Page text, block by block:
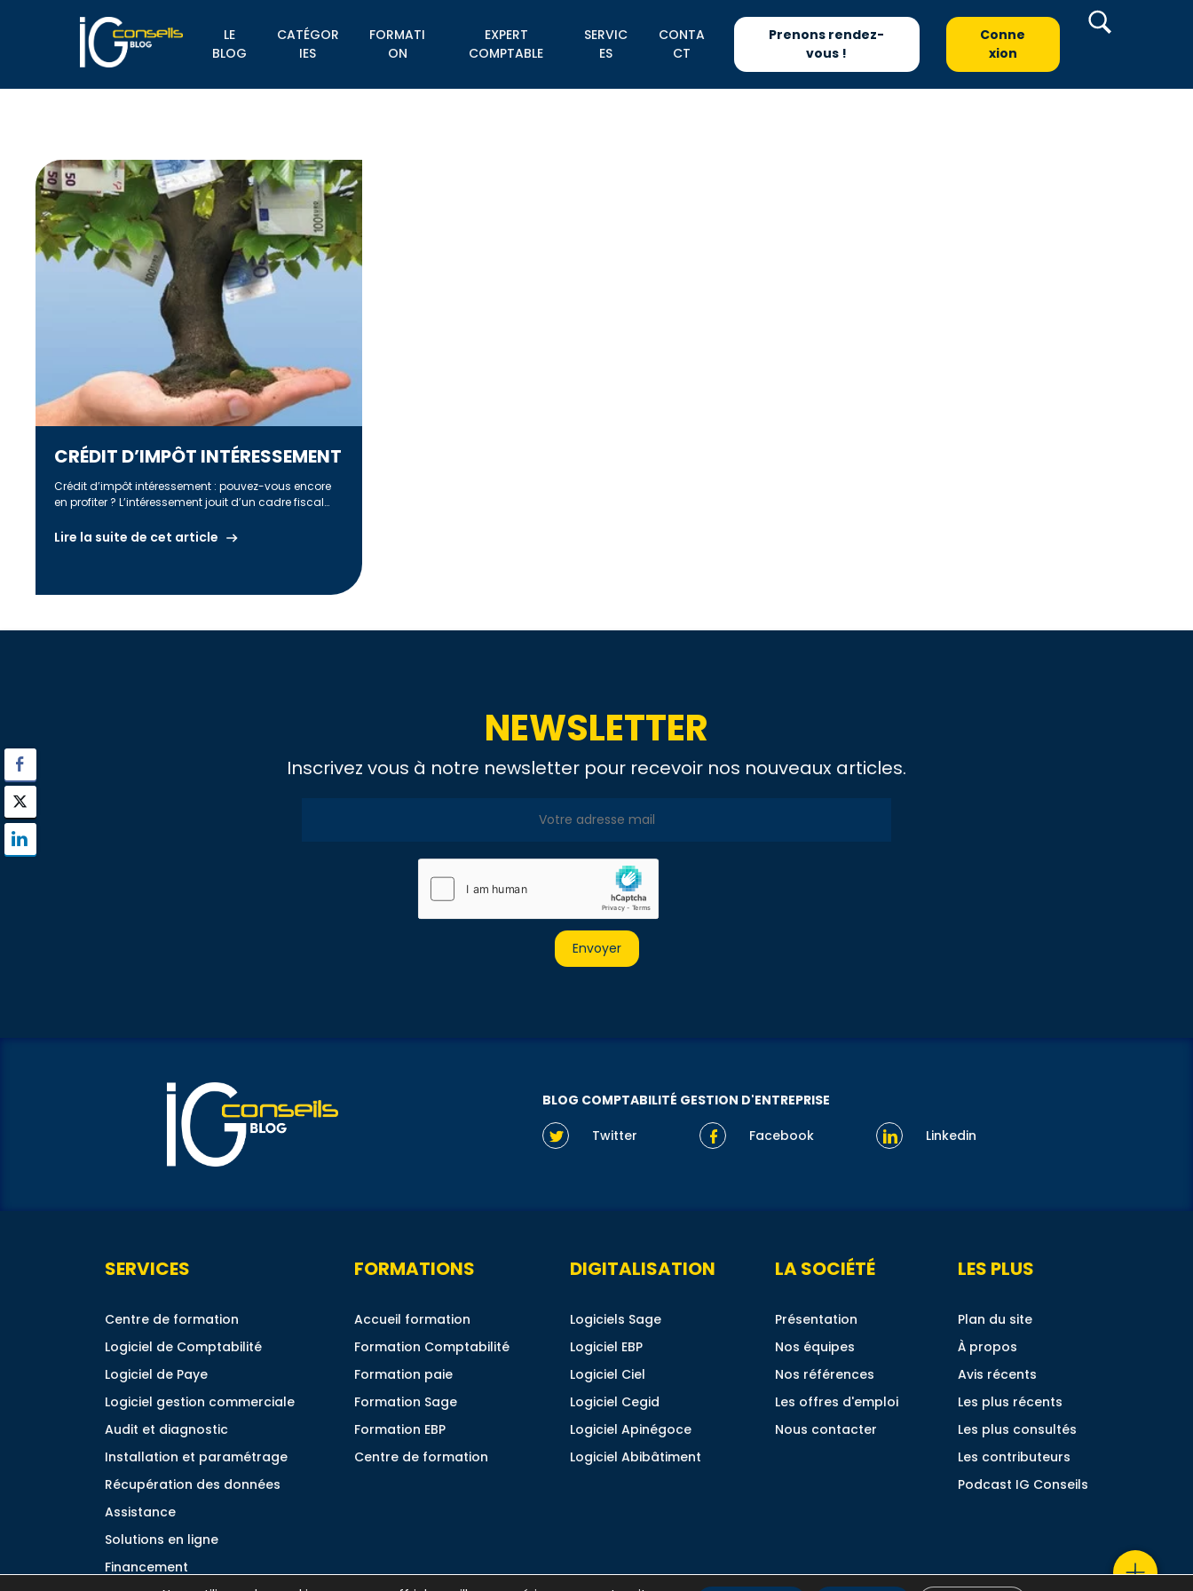
LE
BLOG
CATÉGOR
IES
FORMATI
ON
EXPERT
COMPTABLE
SERVIC
ES
CONTA
CT
Prenons rendez-
vous !
Conne
xion
CRÉDIT D’IMPÔT INTÉRESSEMENT
Crédit d’impôt intéressement : pouvez-vous encore
en profiter ? L’intéressement jouit d’un cadre fiscal
Lire la suite de cet article
NEWSLETTER
Inscrivez vous à notre newsletter pour recevoir nos nouveaux articles.
BLOG COMPTABILITÉ GESTION D'ENTREPRISE
Twitter
Facebook Linkedin
SERVICES
Centre de formation
Logiciel de Comptabilité
Logiciel de Paye
Logiciel gestion commerciale
Audit et diagnostic
Installation et paramétrage
Récupération des données
Assistance
Solutions en ligne
Financement
FORMATIONS
Accueil formation
Formation Comptabilité
Formation paie
Formation Sage
Formation EBP
Centre de formation
DIGITALISATION
Logiciels Sage
Logiciel EBP
Logiciel Ciel
Logiciel Cegid
Logiciel Apinégoce
Logiciel Abibâtiment
LA SOCIÉTÉ
Présentation
Nos équipes
Nos références
Les offres d'emploi
Nous contacter
LES PLUS
Plan du site
À propos
Avis récents
Les plus récents
Les plus consultés
Les contributeurs
Podcast IG Conseils